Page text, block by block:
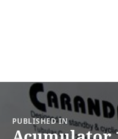
PUBLISHED IN